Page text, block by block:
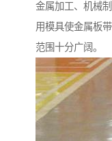
金属加工、机械
用模具使金属板
范围十分广阔。